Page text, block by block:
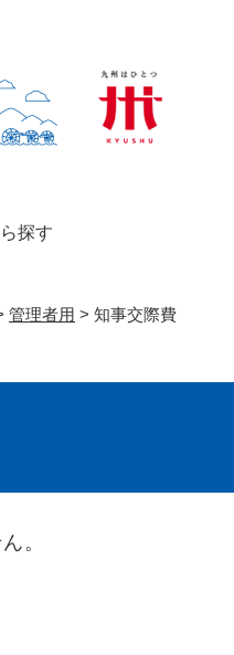
探す
管理者用 > 知事交際費
。